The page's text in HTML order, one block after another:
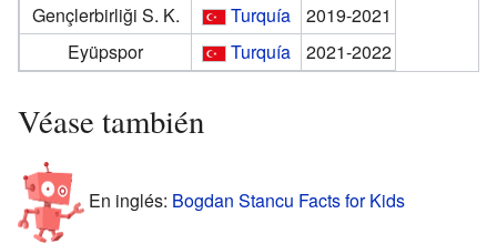
Gençlerbirliği S. K.
Turquía
2019-2021
Eyüpspor
Turquía 2021-2022
Véase también
En inglés: Bogdan Stancu Facts for Kids